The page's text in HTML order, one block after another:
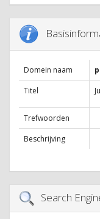
Domein naam
Titel
Trefwoorden
Beschrijving
Search